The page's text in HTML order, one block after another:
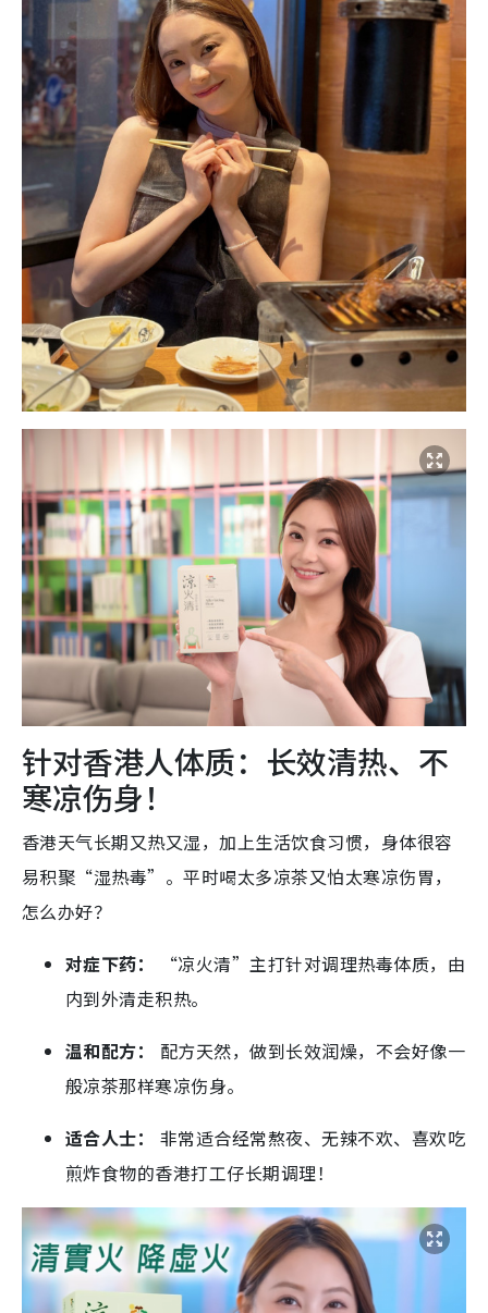
针对香港人体质：长效清热、不
寒凉伤身！
香港天气长期又热又湿，加上生活饮食习惯，身体很容
易积聚“湿热毒”。平时喝太多凉茶又怕太寒凉伤胃，
怎么办好？
对症下药：
“凉火清”主打针对调理热毒体质，由
内到外清走积热。
温和配方：
配方天然，做到长效润燥，不会好像一
般凉茶那样寒凉伤身。
适合人士：
非常适合经常熬夜、无辣不欢、喜欢吃
煎炸食物的香港打工仔长期调理！